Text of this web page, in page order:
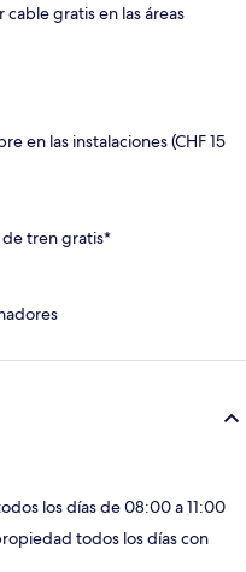
gratis en las áreas
en las instalaciones (CHF 15
de tren gratis*
los días de 08:00 a 11:00
todos los días con